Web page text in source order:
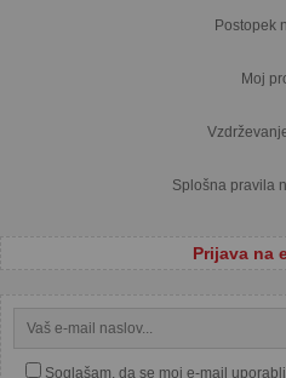
Postopek
Moj
Splošna pravila
Prijava na
Soglašam, da se moj e-mail